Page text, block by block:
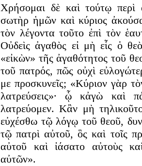
Χρήσομαι δὲ καὶ τούτῳ περὶ
σωτὴρ ἡμῶν καὶ κύριος
τὸν λέγοντα τοῦτο ἐπὶ τὸν
Οὐδεὶς ἀγαθὸς εἰ μὴ εἷς ὁ
«εἰκὼν» τῆς ἀγαθότητος τοῦ
τοῦ πατρός, πῶς οὐχὶ
με προσκυνεῖς; «Κύριον γὰρ
λατρεύσεις»· ᾧ κἀγὼ καὶ
λατρεύομεν. Κἂν μὴ
εὐχέσθω τῷ λόγῳ τοῦ θεοῦ,
τῷ πατρὶ αὐτοῦ, ὃς καὶ τοῖς
αὐτοῦ καὶ ἰάσατο αὐτοὺς
αὐτῶν».